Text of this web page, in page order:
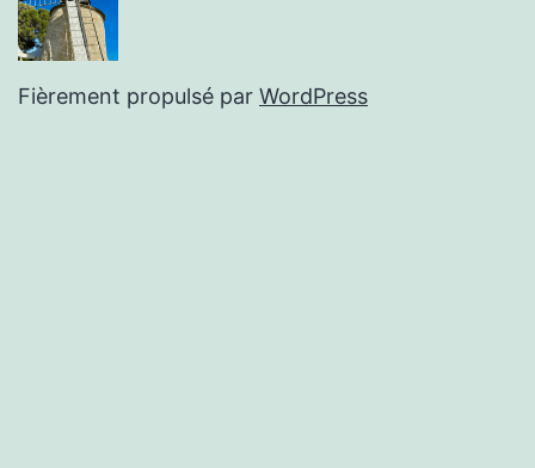
Fièrement propulsé par WordPress